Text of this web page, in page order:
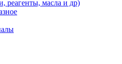
реагенты, масла и др)